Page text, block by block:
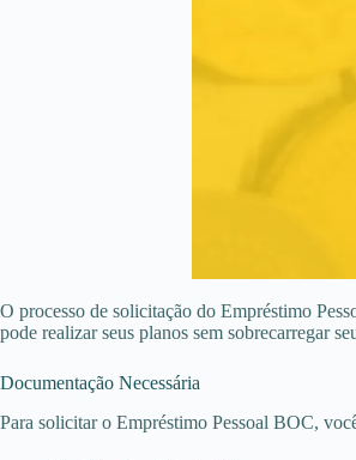
O processo de solicitação do Empréstimo
pode realizar seus planos sem sobrecarregar
Documentação Necessária
Para solicitar o Empréstimo Pessoal BOC,